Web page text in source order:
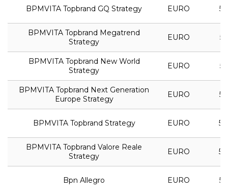
BPMVITA Topbrand GQ Strategy EURO
BPMVITA Topbrand Megatrend
Strategy
EURO
BPMVITA Topbrand New World
Strategy
EURO
BPMVITA Topbrand Next Generation
Europe Strategy
EURO
BPMVITA Topbrand Strategy EURO
BPMVITA Topbrand Valore Reale
Strategy
EURO
Bpn Allegro EURO